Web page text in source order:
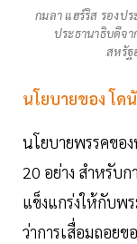
กมลา แฮร์ริส รองป
ประธานาธิบดีจา
สหรัฐ
นโยบายของ โด
นโยบายพรรคขอ
20 อย่าง สำหรับ
แข็งแกร่งให้กับพ
ว่าการเสื่อมถอยข